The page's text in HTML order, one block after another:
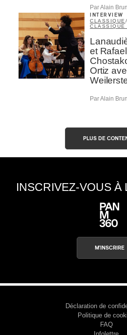
Par Alain
INTERVIEW
CLASSIQUE /
CLASSIQUE
et
Ortiz
Par Alain
PLUS DE
INSCRIVEZ-VOUS À
M'INSCRIRE
Déclaration de
Politique de
FAQ
Infolettre